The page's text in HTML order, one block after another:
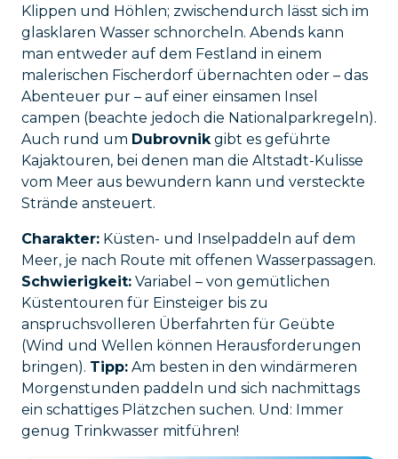
Klippen und Höhlen; zwischendurch lässt sich im
glasklaren Wasser schnorcheln. Abends kann
man entweder auf dem Festland in einem
malerischen Fischerdorf übernachten oder – das
Abenteuer pur – auf einer einsamen Insel
campen (beachte jedoch die Nationalparkregeln).
Auch rund um Dubrovnikgibt es geführte
Kajaktouren, bei denen man die Altstadt-Kulisse
vom Meer aus bewundern kann und versteckte
Strände ansteuert.
Charakter: Küsten- und Inselpaddeln auf dem
Meer, je nach Route mit offenen Wasserpassagen.
Schwierigkeit: Variabel – von gemütlichen
Küstentouren für Einsteiger bis zu
anspruchsvolleren Überfahrten für Geübte
(Wind und Wellen können Herausforderungen
bringen). Tipp: Am besten in den windärmeren
Morgenstunden paddeln und sich nachmittags
ein schattiges Plätzchen suchen. Und: Immer
genug Trinkwasser mitführen!